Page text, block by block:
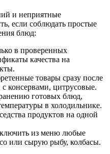
и неприятные
если соблюдать простые
блюд:
в проверенных
качества на
товары сразу после
консервами, цитрусовые.
готовых блюд,
в холодильнике.
продуктов на одной
из меню любые
или сырую рыбу, колбасы.